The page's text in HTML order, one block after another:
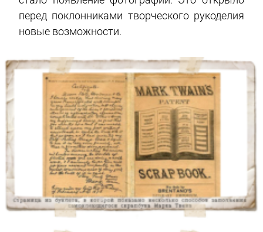
перед поклонниками творческого рукоделия
новые возможности.